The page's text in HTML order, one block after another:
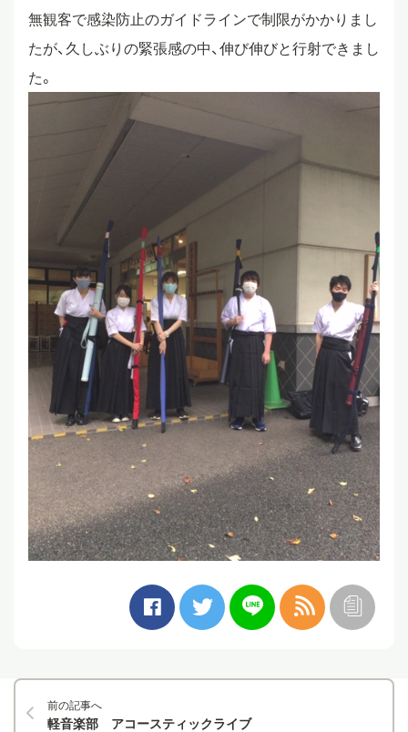
クロスカリキュラム
スタディツアー
教員ブログ
在校生・保護者・卒業生の方へ
無観客で感染防止のガイドラインで制限がかかりまし
たが、久しぶりの緊張感の中、伸び伸びと行射できまし
た。
前の記事へ
軽音楽部 アコースティックライブ